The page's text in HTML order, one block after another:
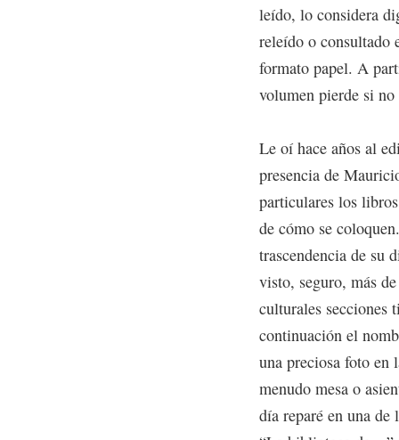
leído, lo considera
releído o consultado
formato papel. A
volumen pierde si
Le oí hace años al
presencia de
particulares los
de cómo se
trascendencia de su
visto, seguro, más
culturales
continuación el
una preciosa foto en
menudo mesa o
día reparé en una